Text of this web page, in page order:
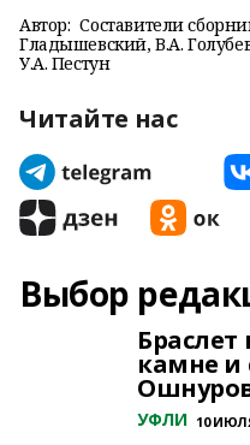
Автор: Составители
Гладышевский, В.А.
У.А. Пестун
Читайте нас
Выбор
камне и
УФЛИ 10